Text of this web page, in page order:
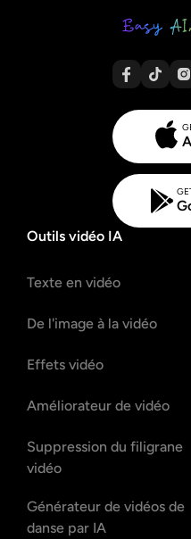
Outils vidéo IA
Texte en vidéo
De l'image à la vidéo
Effets vidéo
Améliorateur de vidéo
Suppression du filigrane
vidéo
Générateur de vidéos de
danse par IA